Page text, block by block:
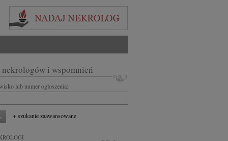
nekrologów i wspomnień
lub numer ogłoszenia:
+ szukanie zaawansowane